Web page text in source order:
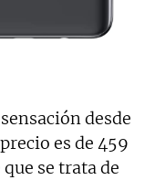
desde
es de 459
se trata de